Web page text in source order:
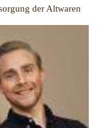
der Altwaren